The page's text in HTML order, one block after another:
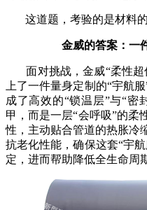
这道题，考验的是材料的
金威的答案：一
面对挑战，金威“柔性超
上了一件量身定制的“宇航
成了高效的“锁温层”与“密
甲，而是一层“会呼吸”的柔
性，主动贴合管道的热胀冷
抗老化性能，确保这套“宇
定，进而帮助降低全生命周